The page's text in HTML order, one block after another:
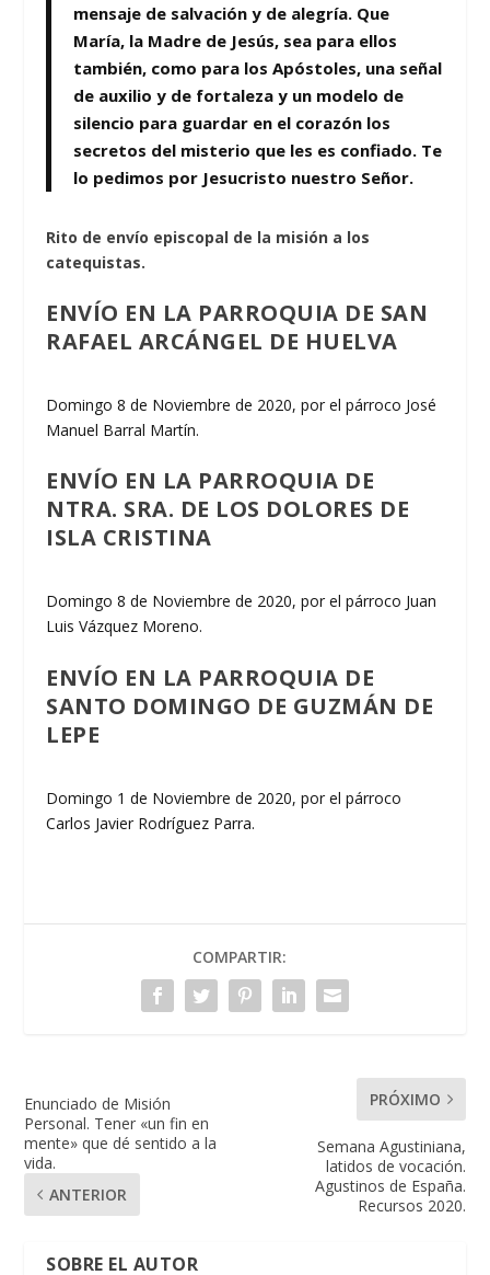
mensaje de salvación y de alegría. Que
María, la Madre de Jesús, sea para ellos
también, como para los Apóstoles, una señal
de auxilio y de fortaleza y un modelo de
silencio para guardar en el corazón los
secretos del misterio que les es confiado. Te
lo pedimos por Jesucristo nuestro Señor.
Rito de envío episcopal de la misión a los
catequistas.
ENVÍO EN LA PARROQUIA DE SAN
RAFAEL ARCÁNGEL DE HUELVA
Domingo 8 de Noviembre de 2020, por el párroco José
Manuel Barral Martín.
ENVÍO EN LA PARROQUIA DE
NTRA. SRA. DE LOS DOLORES DE
ISLA CRISTINA
Domingo 8 de Noviembre de 2020, por el párroco Juan
Luis Vázquez Moreno.
ENVÍO EN LA PARROQUIA DE
SANTO DOMINGO DE GUZMÁN DE
LEPE
Domingo 1 de Noviembre de 2020, por el párroco
Carlos Javier Rodríguez Parra.
COMPARTIR:
Enunciado de Misión
Personal. Tener «un fin en
mente» que dé sentido a la
vida.
ANTERIOR
PRÓXIMO
Semana Agustiniana,
latidos de vocación.
Agustinos de España.
Recursos 2020.
SOBRE EL AUTOR